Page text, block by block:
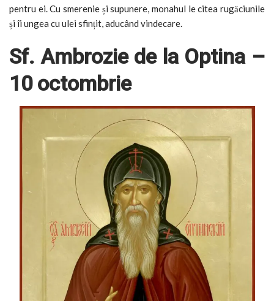
pentru ei. Cu smerenie și supunere, monahul le citea rugăciunile
și îi ungea cu ulei sfințit, aducând vindecare.
Sf. Ambrozie de la Optina –
10 octombrie